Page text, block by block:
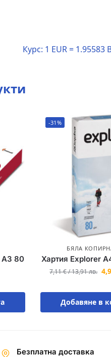
Курс: 1 EUR = 1.95583
A3 80
-31%
БЯЛА
Хартия Explorer
7,11€/13,91лв.
Добавяне в
Безплатна доставка